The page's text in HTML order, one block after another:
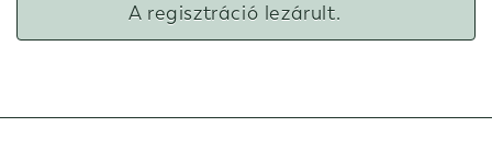
A regisztráció lezárult.